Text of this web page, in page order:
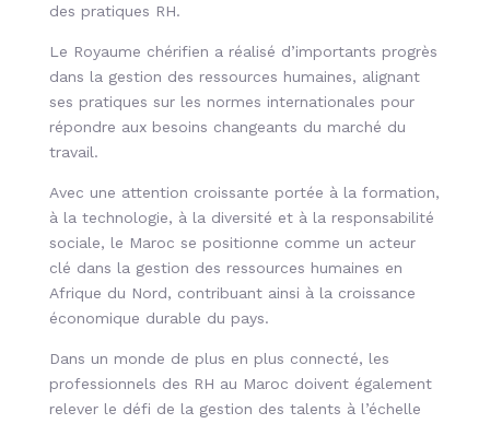
des pratiques RH.
Le Royaume chérifien a réalisé d’importants progrès
dans la gestion des ressources humaines, alignant
ses pratiques sur les normes internationales pour
répondre aux besoins changeants du marché du
travail.
Avec une attention croissante portée à la formation,
à la technologie, à la diversité et à la responsabilité
sociale, le Maroc se positionne comme un acteur
clé dans la gestion des ressources humaines en
Afrique du Nord, contribuant ainsi à la croissance
économique durable du pays.
Dans un monde de plus en plus connecté, les
professionnels des RH au Maroc doivent également
relever le défi de la gestion des talents à l’échelle